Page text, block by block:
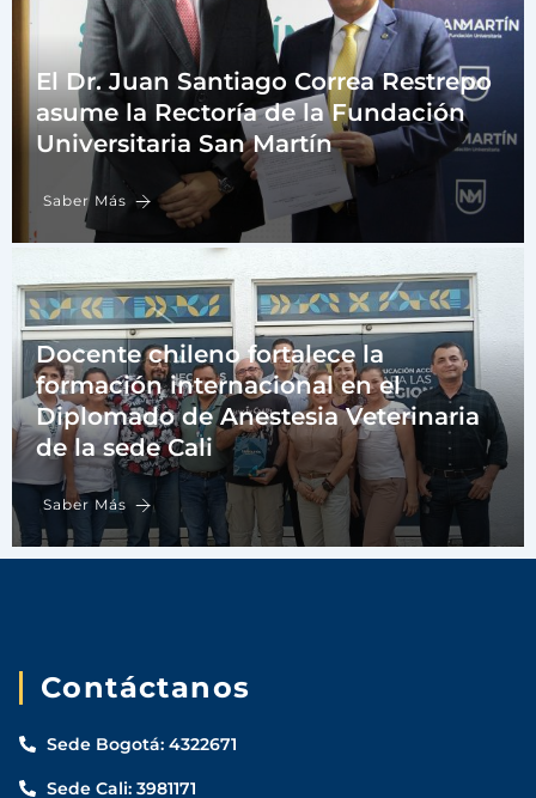
El Dr. Juan Santiago Correa Restrepo
asume la Rectoría de la Fundación
Universitaria San Martín
Saber Más
Docente chileno fortalece la
formación internacional en el
Diplomado de Anestesia Veterinaria
de la sede Cali
Saber Más
Contáctanos
Sede Bogotá: 4322671
Sede Cali: 3981171